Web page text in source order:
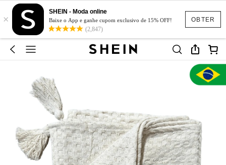
OBTER
×
SHEIN - Moda online
Baixe o App e ganhe cupom exclusivo de 15% OFF!
(2,847)